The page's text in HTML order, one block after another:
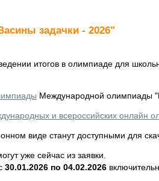
задачки - 2026"
итогов в олимпиаде для
Международной олимпиады
и всероссийских онлайн
виде станут доступными для
уже сейчас из заявки.
30.01.2026 по 04.02.2026